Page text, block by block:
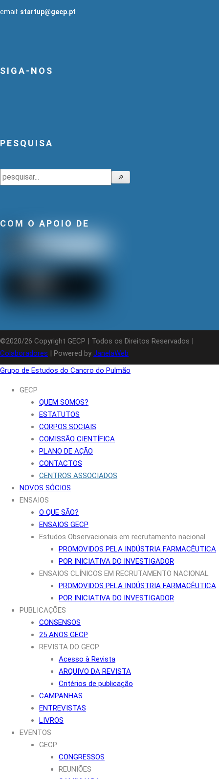
email: startup@gecp.pt
SIGA-NOS
PESQUISA
Pesquisar 🔎
COM O APOIO DE
©2020/26 Copyright GECP | Todos os Direitos Reservados |
Colaboradores | Powered by JanelaWeb
Grupo de Estudos do Cancro do Pulmão
GECP
QUEM SOMOS?
ESTATUTOS
CORPOS SOCIAIS
COMISSÃO CIENTÍFICA
PLANO DE AÇÃO
CONTACTOS
CENTROS ASSOCIADOS
NOVOS SÓCIOS
ENSAIOS
O QUE SÃO?
ENSAIOS GECP
Estudos Observacionais em recrutamento nacional
PROMOVIDOS PELA INDÚSTRIA FARMACÊUTICA
POR INICIATIVA DO INVESTIGADOR
ENSAIOS CLÍNICOS EM RECRUTAMENTO NACIONAL
PROMOVIDOS PELA INDÚSTRIA FARMACÊUTICA
POR INICIATIVA DO INVESTIGADOR
PUBLICAÇÕES
CONSENSOS
25 ANOS GECP
REVISTA DO GECP
Acesso à Revista
ARQUIVO DA REVISTA
Critérios de publicação
CAMPANHAS
ENTREVISTAS
LIVROS
EVENTOS
GECP
CONGRESSOS
REUNIÕES